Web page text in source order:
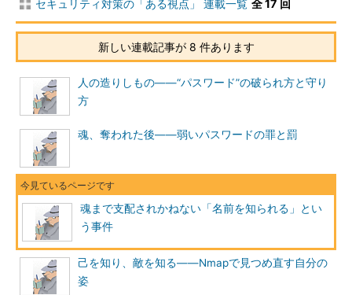
匿名接続の追加を制限する
明示的な匿名アクセス権がな
い場合アクセスを許可しない
図7-2 Windows 2000での対策（ローカルセキ
ュリティポリシーによる対応の場合）
上記、いずれかの設定を行い、システムの再起動を行うことで
設定の反映が行われる。
セキュリティ対策の「ある視点」 連載一覧 全 17 回
新しい連載記事が 8 件あります
人の造りしもの――“パスワード”の破られ方と守り
方
魂、奪われた後――弱いパスワードの罪と罰
魂まで支配されかねない「名前を知られる」とい
う事件
己を知り、敵を知る――Nmapで見つめ直す自分の
姿